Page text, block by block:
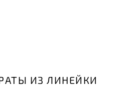
ИЗ ЛИНЕЙКИ